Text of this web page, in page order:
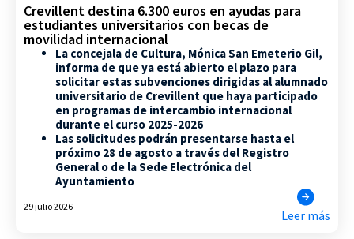
Crevillent destina 6.300 euros en ayudas para
estudiantes universitarios con becas de
movilidad internacional
La concejala de Cultura, Mónica San Emeterio Gil,
informa de que ya está abierto el plazo para
solicitar estas subvenciones dirigidas al alumnado
universitario de Crevillent que haya participado
en programas de intercambio internacional
durante el curso 2025-2026
Las solicitudes podrán presentarse hasta el
próximo 28 de agosto a través del Registro
General o de la Sede Electrónica del
Ayuntamiento
29 julio 2026
Leer más